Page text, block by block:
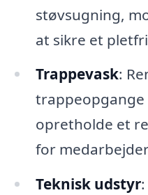
støvsugning,
at sikre et
Trappevask:
trappeopgange
opretholde et
for
Teknisk udstyr